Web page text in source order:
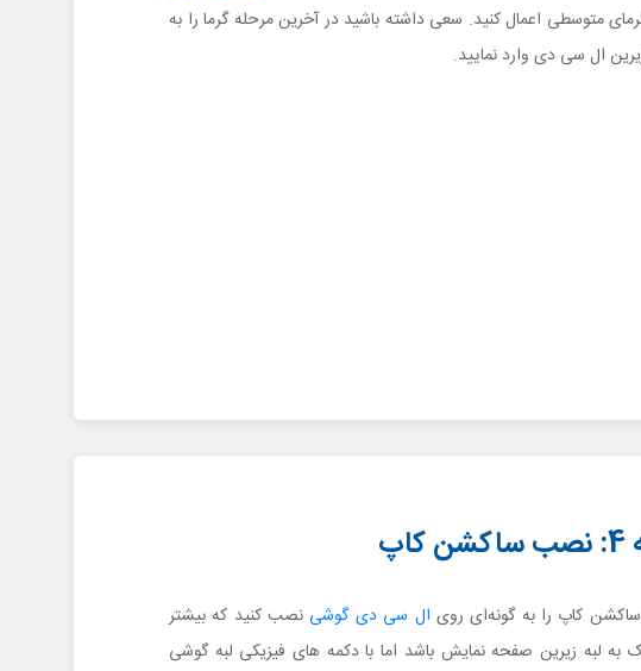
متوسطی اعمال کنید. سعی داشته باشید در آخرین مرحله گرما را به
ال سی دی وارد نمایید.
کاپ را به گونه‌ای روی ال سی دی گوشی نصب کنید که بیشتر
به لبه زیرین صفحه نمایش باشد اما با دکمه های فیزیکی لبه گوشی